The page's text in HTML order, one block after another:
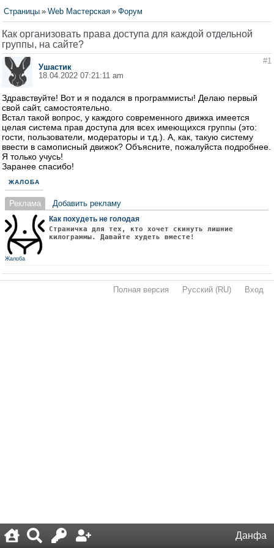
Данфа
Страницы » Web Мастерская » Форум
Как организовать права доступа для каждой отдельной
группы, на сайте?
Ушастик
18.04.2022 07:21:11 am
#1
Здравствуйте! Вот и я подался в программисты! Делаю первый
свой сайт, самостоятельно.
Встал такой вопрос, у каждого современного движка имеется
целая система прав доступа для всех имеющихся группы (это:
гости, пользователи, модераторы и т.д.). А, как, такую систему
ввести в самописный движок? Объясните, пожалуйста подробнее.
Я только учусь!
Заранее спасибо!
ЖАЛОБА
Реклама Добавить рекламу
Как похудеть не голодая
Страничка для тех, кто хочет скинуть лишние
килограммы. Давайте худеть вместе!
Жалоба
Полная версия Русский (RU) Вход